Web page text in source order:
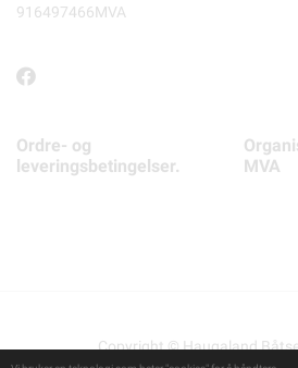
916497466MVA
Ordre- og
leveringsbetingelser.
MVA
Copyright © Haugaland